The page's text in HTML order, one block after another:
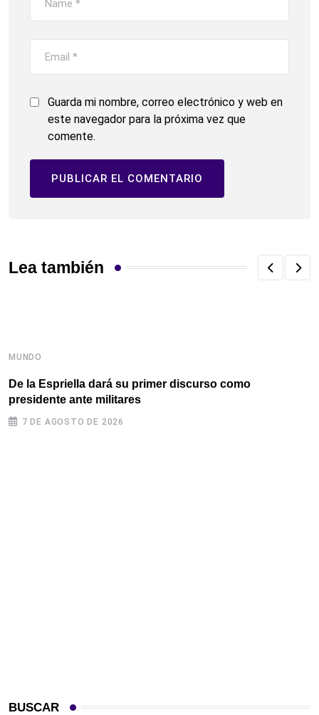
Guarda mi nombre, correo electrónico y web en
este navegador para la próxima vez que
comente.
Lea también
MUNDO
De la Espriella dará su primer discurso como
presidente ante militares
7 DE AGOSTO DE 2026
BUSCAR